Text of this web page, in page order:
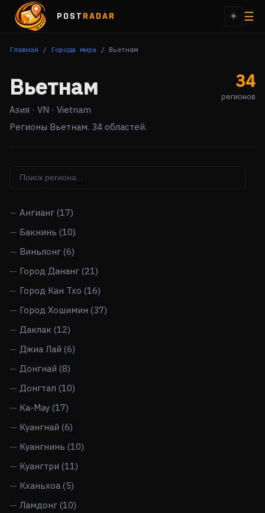
POSTRADAR ☀️ ☰
Главная / Города мира / Вьетнам
Вьетнам
Азия · VN · Vietnam
Регионы Вьетнам. 34 областей.
34
регионов
Ангианг (17)
Бакнинь (10)
Виньлонг (6)
Город Дананг (21)
Город Кан Тхо (16)
Город Хошимин (37)
Даклак (12)
Джиа Лай (6)
Донгнай (8)
Донгтап (10)
Ка-Мау (17)
Куангнай (6)
Куангнинь (10)
Куангтри (11)
Кханьхоа (5)
Ламдонг (10)